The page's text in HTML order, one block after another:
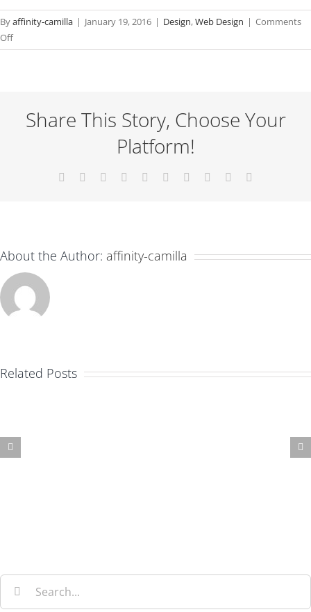
Byaffinity-camilla | January 19, 2016 | Design,Web Design | Comments
Offon
Vivamus
Share This Story, Choose Your
Platform!
Facebook Reddit LinkedInWhatsApp
TumblrPinterest Xing
About the Author: affinity-camilla
Related Posts
Search
for: